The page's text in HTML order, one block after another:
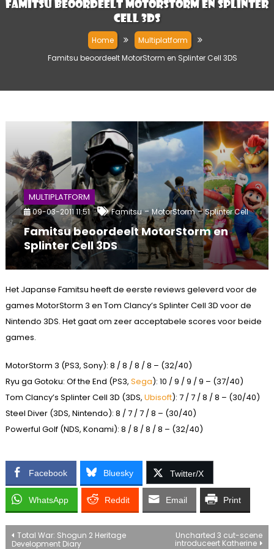
Famitsu beoordeelt MotorStorm en Splinter
Cell 3DS
Home
Multiplatform
Famitsu beoordeelt MotorStorm en Splinter Cell 3DS
MULTIPLATFORM
09-03-2011 11:51 Famitsu-MotorStorm-Splinter Cell
Famitsu beoordeelt MotorStorm en
Splinter Cell 3DS
Het Japanse Famitsu heeft de eerste reviews geleverd voor de
games MotorStorm 3 en Tom Clancy’s Splinter Cell 3D voor de
Nintendo 3DS. Het gaat om zeer acceptabele scores voor beide
games.
MotorStorm 3 (PS3, Sony): 8 / 8 / 8 / 8 – (32/40)
Ryu ga Gotoku: Of the End (PS3, Sega): 10 / 9 / 9 / 9 – (37/40)
Tom Clancy’s Splinter Cell 3D (3DS, Ubisoft): 7 / 7 / 8 / 8 – (30/40)
Steel Diver (3DS, Nintendo): 8 / 7 / 7 / 8 – (30/40)
Powerful Golf (NDS, Konami): 8 / 8 / 8 / 8 – (32/40)
Facebook Bluesky Twitter/X
WhatsApp Reddit Email Print
Bericht
Total War: Shogun 2 Heritage
Development Diary
Uncharted 3 cut-scene
introduceert Katherine